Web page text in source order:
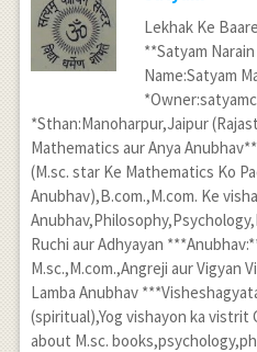
Lekhak Ke
**Satyam
Name:Satyam
*Sthan:Manoharpur,Jaipur
Mathematics aur Anya
(M.sc. star Ke Mathematics Ko
Anubhav),B.com.,M.com. Ke
Ruchi aur Adhyayan
M.sc.,M.com.,Angreji aur Vigyan
Lamba Anubhav
(spiritual),Yog vishayon ka vistrit
about M.sc.